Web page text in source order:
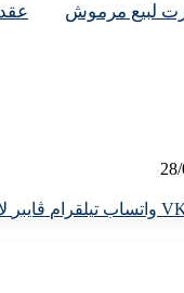
لبيع مرموش
واتساب تيلقرام ڤايبر